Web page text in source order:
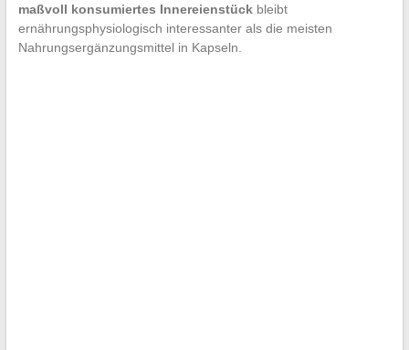
maßvoll konsumiertes Innereienstückbleibt
ernährungsphysiologisch interessanter als die meisten
Nahrungsergänzungsmittel in Kapseln.